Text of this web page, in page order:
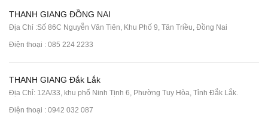
THANH GIANG ĐỒNG NAI
Địa Chỉ :Số 86C Nguyễn Văn Tiên, Khu Phố 9, Tân Triều, Đồng Nai
Điện thoại : 085 224 2233
THANH GIANG Đắk Lắk
Địa Chỉ: 12A/33, khu phố Ninh Tịnh 6, Phường Tuy Hòa, Tỉnh Đắk Lắk.
Điện thoại : 0942 032 087